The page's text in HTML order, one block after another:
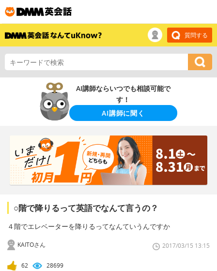
質問する
AI講師ならいつでも相談可能で
す！
AI講師に聞く
○階で降りるって英語でなんて言うの？
４階でエレベーターを降りるってなんていうんですか
KAITOさん 2017/03/15 13:15
62 28699